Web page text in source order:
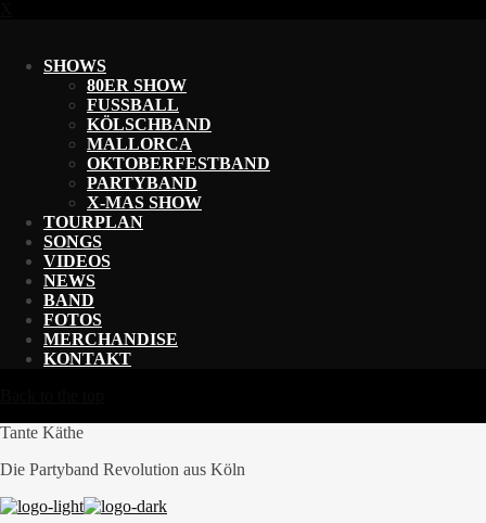
SHOWS
80ER SHOW
FUSSBALL
KÖLSCHBAND
MALLORCA
OKTOBERFESTBAND
PARTYBAND
X-MAS SHOW
TOURPLAN
SONGS
VIDEOS
NEWS
BAND
FOTOS
MERCHANDISE
KONTAKT
Tante Käthe
Die Partyband Revolution aus Köln